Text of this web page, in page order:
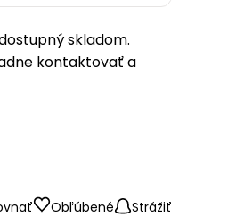
skladom.
kontaktovať a
Obľúbené Strážiť